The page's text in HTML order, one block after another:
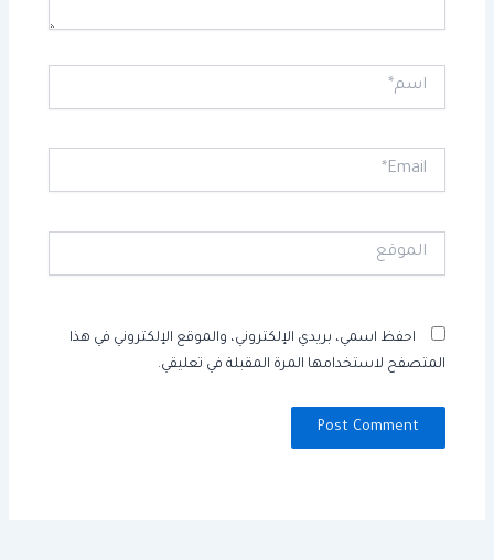
اسم*
Email*
الموقع
احفظ اسمي، بريدي الإلكتروني، والموقع الإلكتروني في هذا
المتصفح لاستخدامها المرة المقبلة في تعليقي.